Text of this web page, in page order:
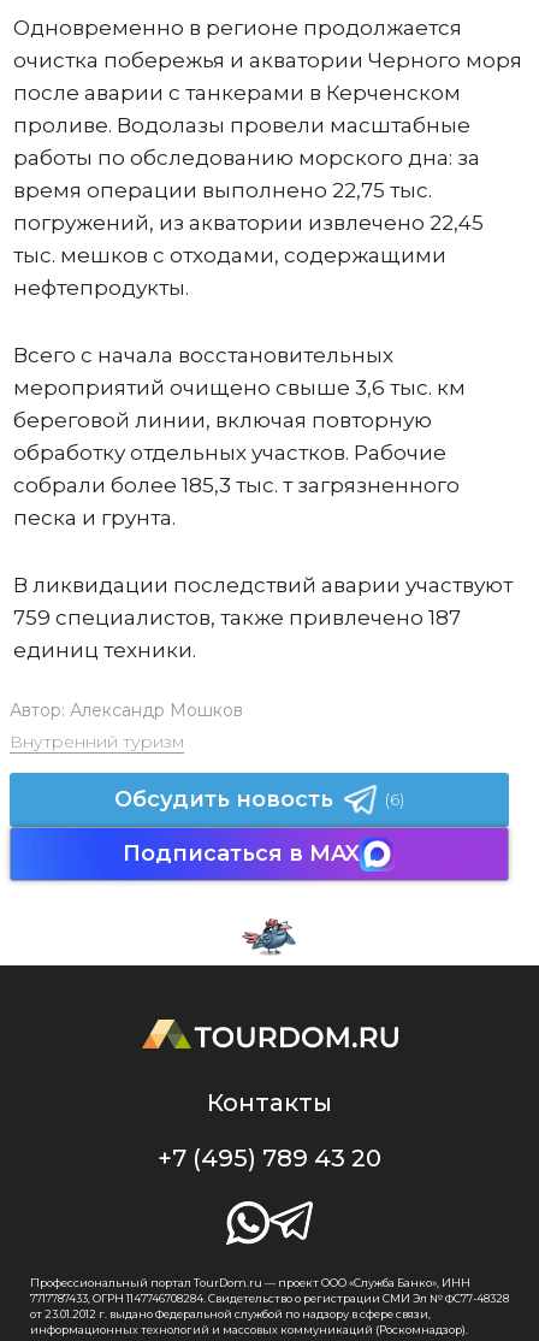
Одновременно в регионе продолжается
очистка побережья и акватории Черного моря
после аварии с танкерами в Керченском
проливе. Водолазы провели масштабные
работы по обследованию морского дна: за
время операции выполнено 22,75 тыс.
погружений, из акватории извлечено 22,45
тыс. мешков с отходами, содержащими
нефтепродукты.
Всего с начала восстановительных
мероприятий очищено свыше 3,6 тыс. км
береговой линии, включая повторную
обработку отдельных участков. Рабочие
собрали более 185,3 тыс. т загрязненного
песка и грунта.
В ликвидации последствий аварии участвуют
759 специалистов, также привлечено 187
единиц техники.
Автор: Александр Мошков
Внутренний туризм
Обсудить новость (6)
Подписаться в MAX
Контакты
+7 (495) 789 43 20
Профессиональный портал TourDom.ru — проект ООО «Служба Банко», ИНН
7717787433, ОГРН 1147746708284. Свидетельство о регистрации СМИ Эл № ФС77-48328
от 23.01.2012 г. выдано Федеральной службой по надзору в сфере связи,
информационных технологий и массовых коммуникаций (Роскомнадзор).